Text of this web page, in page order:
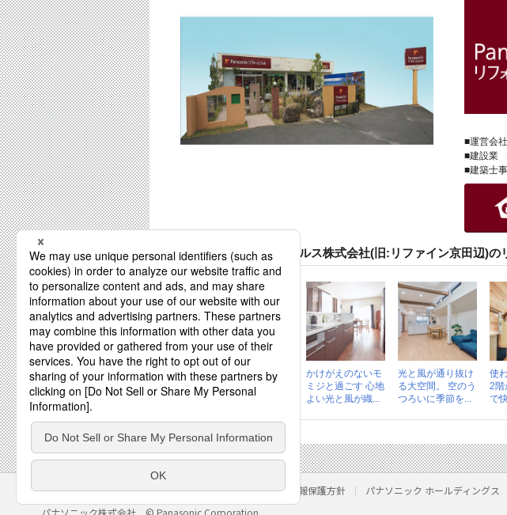
■運営会
■建設業
■建築士
リファイン京田辺 アルス株式会社(旧:リファイン京田辺)の
光と風が心地よい
暮らし。 くつろぎ
のオープンスタ...
かけがえのないモ
ミジと過ごす 心地
よい光と風が織...
光と風が通り抜け
る大空間。 空のう
つろいに季節を...
使
2階
で
サイトのご利用にあたって クッキーポリシー 個人情報保護方針 パナソニック ホールディングス
パナソニック株式会社
© Panasonic Corporation